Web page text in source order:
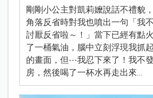
剛剛小公主對凱莉嬤說話不禮貌
角落反省時對我也噴出一句「我
討厭反省啦～！」當下已經有點
了一桶氣油，腦中立刻浮現我抓
的畫面，但⋯我忍下來了！我不
房，然後喝了一杯水再走出來...